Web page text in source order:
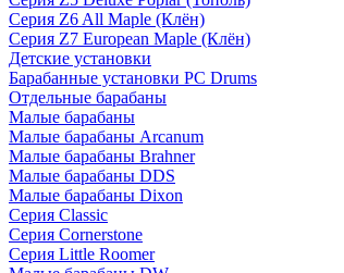
Серия Z6 All Maple (Клён)
Серия Z7 European Maple (Клён)
Детские установки
Барабанные установки PC Drums
Отдельные барабаны
Малые барабаны
Малые барабаны Arcanum
Малые барабаны Brahner
Малые барабаны DDS
Малые барабаны Dixon
Серия Classic
Серия Cornerstone
Серия Little Roomer